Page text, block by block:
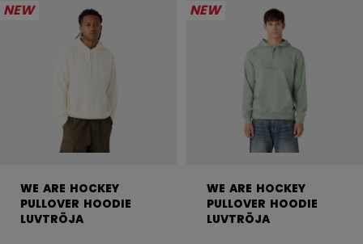
NEW
WE ARE HOCKEY
PULLOVER HOODIE
LUVTRÖJA
NEW
WE ARE HOCKEY
PULLOVER HOODIE
LUVTRÖJA